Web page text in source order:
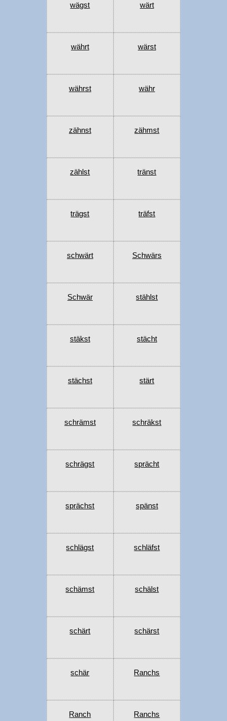
wägst wärt
währt wärst
währst währ
zähnst zähmst
zählst tränst
trägst träfst
schwärt Schwärs
Schwär stählst
stäkst stächt
stächst stärt
schrämst schräkst
schrägst sprächt
sprächst spänst
schlägst schläfst
schämst schälst
schärt schärst
schär Ranchs
Ranch Ranchs